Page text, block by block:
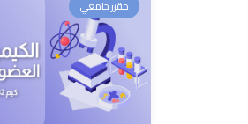
مقرر جامعي